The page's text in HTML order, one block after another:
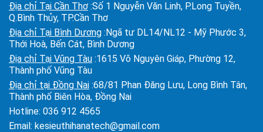
Địa chỉ Tại Cần Thơ :Số 1 Nguyễn Văn Linh, P.Long Tuyền,
Q.Bình Thủy, TP.Cần Thơ
Địa chỉ Tại Bình Dương :Ngã tư DL14/NL12 - Mỹ Phước 3,
Thới Hoà, Bến Cát, Bình Dương
Địa chỉ Tại Vũng Tàu :1615 Võ Nguyên Giáp, Phường 12,
Thành phố Vũng Tàu
Địa chỉ tại Đồng Nai :68/81 Phan Đăng Lưu, Long Bình Tân,
Thành phố Biên Hòa, Đồng Nai
Hotline: 036 912 4565
Email: kesieuthihanatech@gmail.com